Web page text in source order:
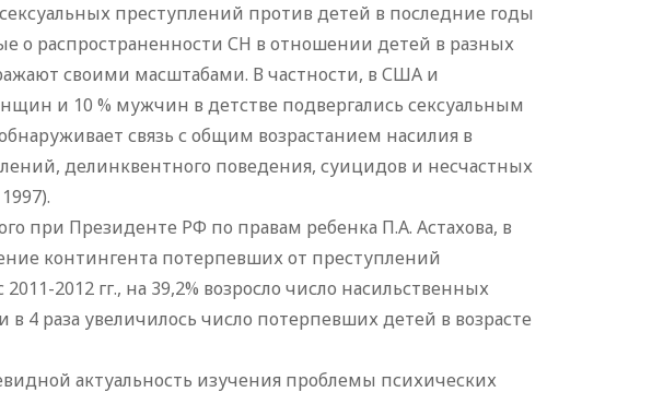
преступлений против детей в последние годы
о распространенности СН в отношении детей в разных
своими масштабами. В частности, в США и
и 10 % мужчин в детстве подвергались сексуальным
связь с общим возрастанием насилия в
делинквентного поведения, суицидов и несчастных
при Президенте РФ по правам ребенка П.А. Астахова, в
контингента потерпевших от преступлений
2012 гг., на 39,2% возросло число насильственных
4 раза увеличилось число потерпевших детей в возрасте
актуальность изучения проблемы психических